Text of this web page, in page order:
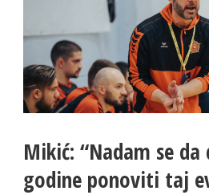
Mikić: “Nadam se da
godine ponoviti taj